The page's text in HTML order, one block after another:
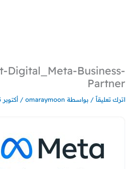
Digital_Meta-Business-
Partner
اترك تعليقاً / بواسطة omaraymoon
/ أكتوبر 25, 2023